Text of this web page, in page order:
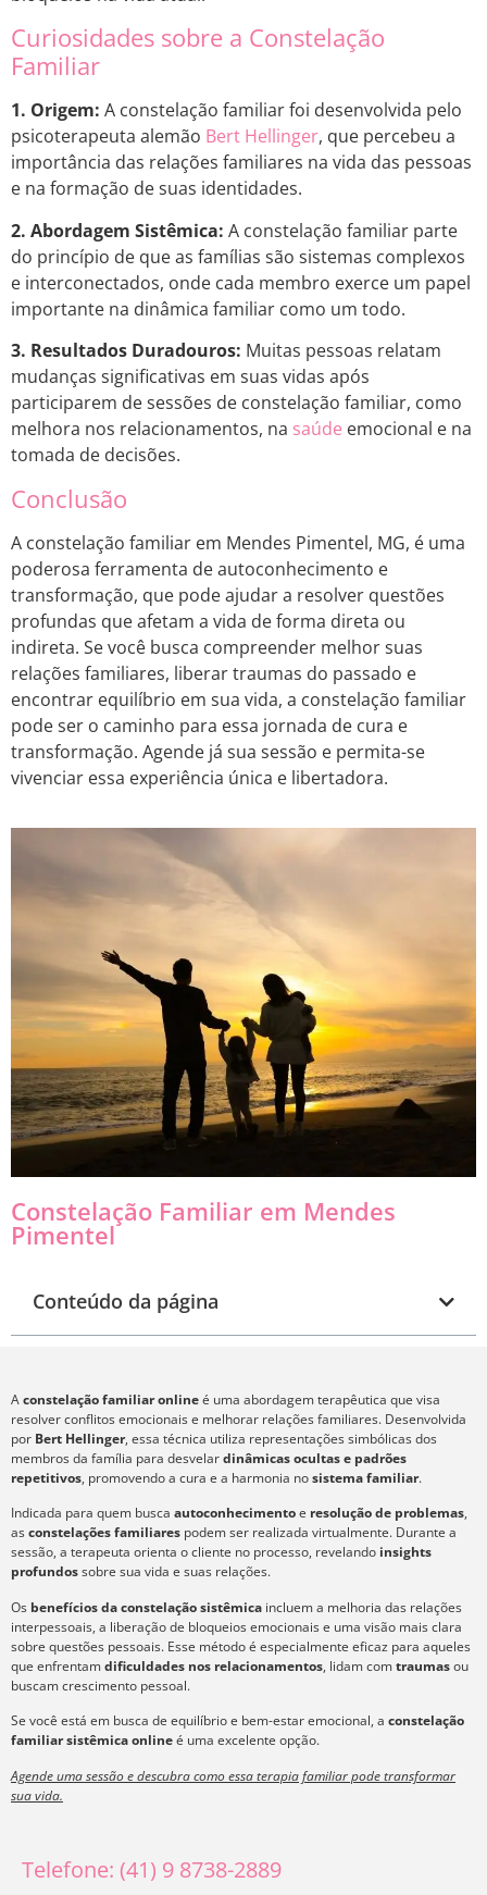
Curiosidades sobre a Constelação
Familiar
1. Origem: A constelação familiar foi desenvolvida pelo
psicoterapeuta alemão Bert Hellinger, que percebeu a
importância das relações familiares na vida das pessoas
e na formação de suas identidades.
2. Abordagem Sistêmica: A constelação familiar parte
do princípio de que as famílias são sistemas complexos
e interconectados, onde cada membro exerce um papel
importante na dinâmica familiar como um todo.
3. Resultados Duradouros: Muitas pessoas relatam
mudanças significativas em suas vidas após
participarem de sessões de constelação familiar, como
melhora nos relacionamentos, na saúde emocional e na
tomada de decisões.
Conclusão
A constelação familiar em Mendes Pimentel, MG, é uma
poderosa ferramenta de autoconhecimento e
transformação, que pode ajudar a resolver questões
profundas que afetam a vida de forma direta ou
indireta. Se você busca compreender melhor suas
relações familiares, liberar traumas do passado e
encontrar equilíbrio em sua vida, a constelação familiar
pode ser o caminho para essa jornada de cura e
transformação. Agende já sua sessão e permita-se
vivenciar essa experiência única e libertadora.
Constelação Familiar em Mendes
Pimentel
Conteúdo da página
Aconstelação familiar onlineé uma abordagem terapêutica que visa
resolver conflitos emocionais e melhorar relações familiares. Desenvolvida
por Bert Hellinger, essa técnica utiliza representações simbólicas dos
membros da família para desvelardinâmicas ocultas e padrões
repetitivos, promovendo a cura e a harmonia nosistema familiar.
Indicada para quem busca autoconhecimentoe resolução de problemas,
asconstelações familiares podem ser realizada virtualmente. Durante a
sessão, a terapeuta orienta o cliente no processo, revelando insights
profundossobre sua vida e suas relações.
Os benefícios da constelação sistêmica incluem a melhoria das relações
interpessoais, a liberação de bloqueios emocionais e uma visão mais clara
sobre questões pessoais. Esse método é especialmente eficaz para aqueles
que enfrentamdificuldades nos relacionamentos, lidam comtraumasou
buscam crescimento pessoal.
Se você está em busca de equilíbrio e bem-estar emocional, a constelação
familiar sistêmica onlineé uma excelente opção.
Agende uma sessão e descubra como essa terapia familiar pode transformar
sua vida.
Telefone: (41) 9 8738-2889